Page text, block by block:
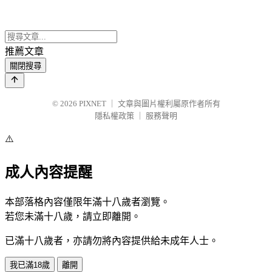
推薦文章
關閉搜尋
© 2026 PIXNET
文章與圖片權利屬原作者所有
隱私權政策
服務聲明
⚠️
成人內容提醒
本部落格內容僅限年滿十八歲者瀏覽。
若您未滿十八歲，請立即離開。
已滿十八歲者，亦請勿將內容提供給未成年人士。
我已滿18歲 離開